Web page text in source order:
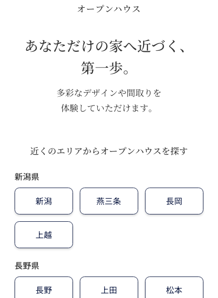
オープンハウス
あなただけの家へ近づく、
第一歩。
多彩なデザインや間取りを
体験していただけます。
近くのエリアからオープンハウスを探す
新潟県
新潟 燕三条 長岡
上越
長野県
長野 上田 松本